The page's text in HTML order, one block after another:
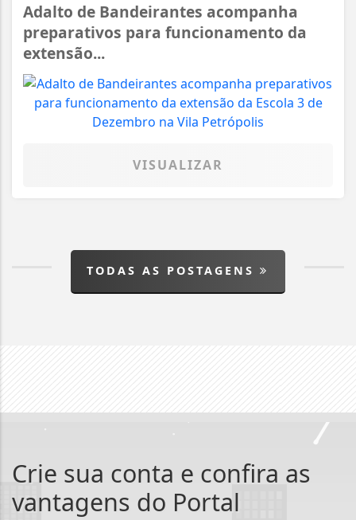
Adalto de Bandeirantes acompanha
preparativos para funcionamento da
extensão...
VISUALIZAR
TODAS AS POSTAGENS
Crie sua conta e confira as
vantagens do Portal